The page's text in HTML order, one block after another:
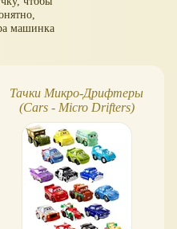
машинка
Тачки Микро-Дрифтеры
(Cars - Micro Drifters)